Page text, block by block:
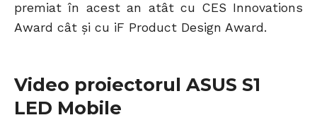
premiat în acest an atât cu CES Innovations
Award cât și cu iF Product Design Award.
Video proiectorul ASUS S1
LED Mobile